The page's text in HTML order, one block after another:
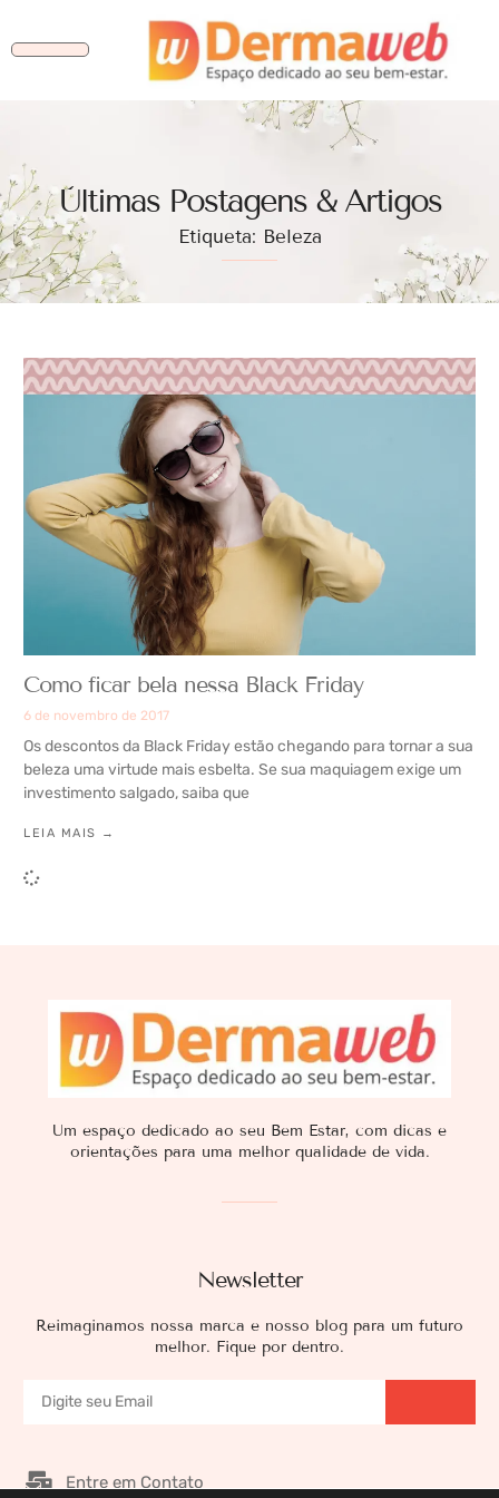
Ùltimas Postagens & Artigos
Etiqueta: Beleza
Como ficar bela nessa Black Friday
6 de novembro de 2017
Os descontos da Black Friday estão chegando para tornar a sua
beleza uma virtude mais esbelta. Se sua maquiagem exige um
investimento salgado, saiba que
LEIA MAIS →
Newsletter
Reimaginamos nossa marca e nosso blog para um futuro
melhor. Fique por dentro.
Um espaço dedicado ao seu Bem Estar, com dicas e
orientações para uma melhor qualidade de vida.
Entre em Contato